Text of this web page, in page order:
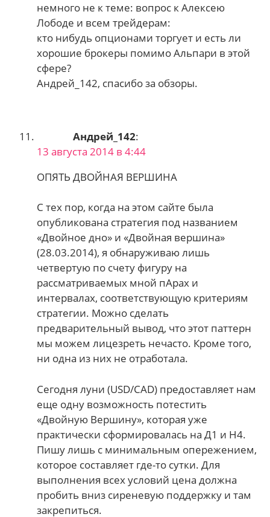
немного не к теме: вопрос к Алексею
Лободе и всем трейдерам:
кто нибудь опционами торгует и есть ли
хорошие брокеры помимо Альпари в этой
сфере?
Андрей_142, спасибо за обзоры.
Андрей_142:
13 августа 2014 в 4:44
ОПЯТЬ ДВОЙНАЯ ВЕРШИНА
С тех пор, когда на этом сайте была
опубликована стратегия под названием
«Двойное дно» и «Двойная вершина»
(28.03.2014), я обнаруживаю лишь
четвертую по счету фигуру на
рассматриваемых мной пАрах и
интервалах, соответствующую критериям
стратегии. Можно сделать
предварительный вывод, что этот паттерн
мы можем лицезреть нечасто. Кроме того,
ни одна из них не отработала.
Сегодня луни (USD/CAD) предоставляет нам
еще одну возможность потестить
«Двойную Вершину», которая уже
практически сформировалась на Д1 и Н4.
Пишу лишь с минимальным опережением,
которое составляет где-то сутки. Для
выполнения всех условий цена должна
пробить вниз сиреневую поддержку и там
закрепиться.